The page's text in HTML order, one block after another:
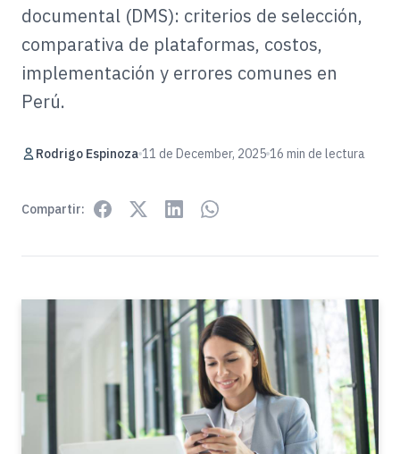
documental (DMS): criterios de selección,
comparativa de plataformas, costos,
implementación y errores comunes en
Perú.
Rodrigo Espinoza 11 de December, 2025 16 min de lectura
Compartir: